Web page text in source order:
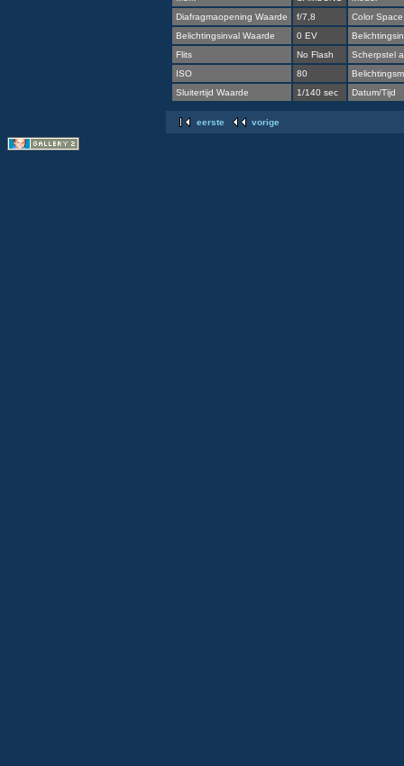
Diafragmaopening Waarde
f/7,8
Color Space
Belichtingsinval Waarde
0 EV
Flits
No Flash
Scherpstel
ISO
80
Sluitertijd Waarde
1/140 sec Datum/Tijd
eerste vorige